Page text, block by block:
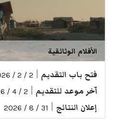
الأفلام الوثائقية
فتح باب التقديم 2 / 2 / 2026
آخر موعد للتقديم 2 / 4 / 2026
إعلان النتائج 31 / 8 / 2026